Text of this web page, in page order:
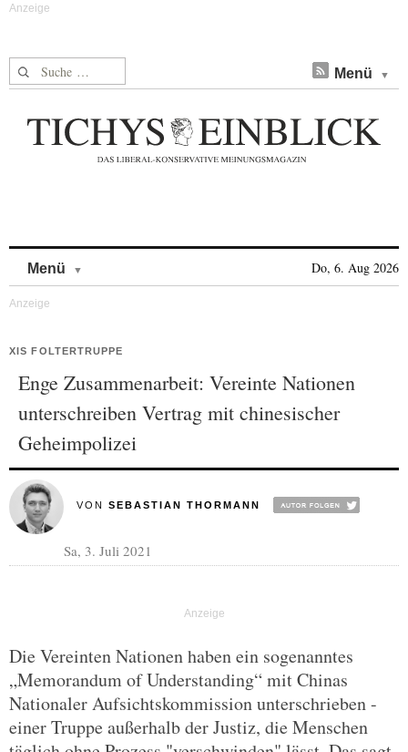
Suche nach: Menü
Menü Do, 6. Aug 2026
XIS FOLTERTRUPPE
Enge Zusammenarbeit: Vereinte Nationen
unterschreiben Vertrag mit chinesischer
Geheimpolizei
VON SEBASTIAN THORMANN
Sa, 3. Juli 2021
Die Vereinten Nationen haben ein sogenanntes
„Memorandum of Understanding“ mit Chinas
Nationaler Aufsichtskommission unterschrieben -
einer Truppe außerhalb der Justiz, die Menschen